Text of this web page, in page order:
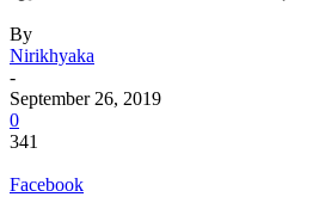
By
Nirikhyaka
-
September 26, 2019
0
341
Facebook